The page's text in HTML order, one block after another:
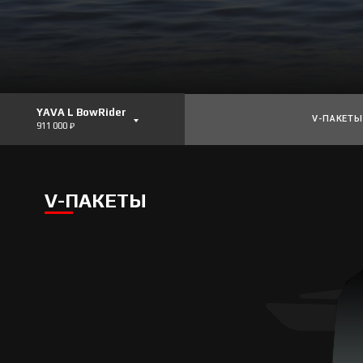
YAVA L BowRider
911 000 ₽
V-ПАКЕТЫ
V-ПАКЕТЫ